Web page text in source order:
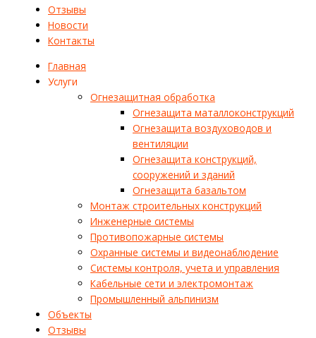
Отзывы
Новости
Контакты
Главная
Услуги
Огнезащитная обработка
Огнезащита маталлоконструкций
Огнезащита воздуховодов и
вентиляции
Огнезащита конструкций,
сооружений и зданий
Огнезащита базальтом
Монтаж строительных конструкций
Инженерные системы
Противопожарные системы
Охранные системы и видеонаблюдение
Системы контроля, учета и управления
Кабельные сети и электромонтаж
Промышленный альпинизм
Объекты
Отзывы